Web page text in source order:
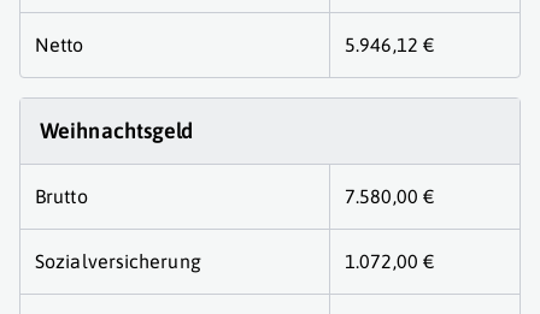
Netto 5.946,12 €
Weihnachtsgeld
Brutto 7.580,00 €
Sozialversicherung 1.072,00 €